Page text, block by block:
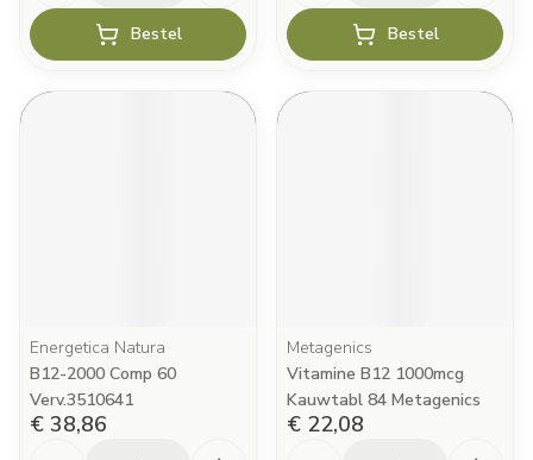
Bestel Bestel
Energetica Natura
B12-2000 Comp 60
Verv.3510641
€ 38,86
Metagenics
Vitamine B12 1000mcg
Kauwtabl 84 Metagenics
€ 22,08